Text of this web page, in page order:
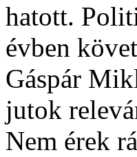
hatott.
évben
Gáspár
jutok
Nem érek